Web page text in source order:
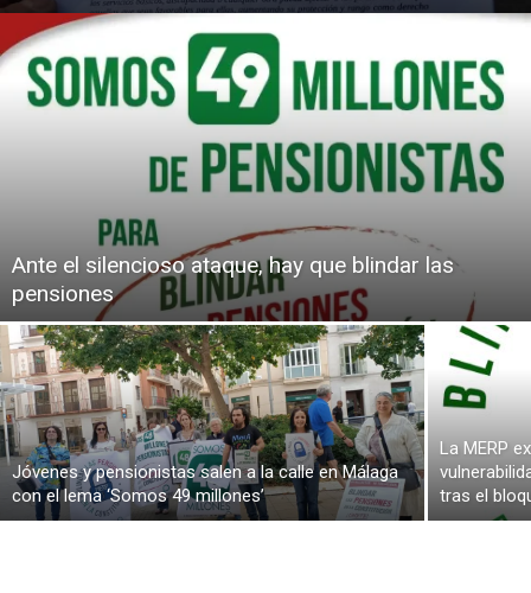
Ante el silencioso ataque, hay que blindar las
pensiones
Jóvenes y pensionistas salen a la calle en Málaga
con el lema ‘Somos 49 millones’
La MERP
tras el